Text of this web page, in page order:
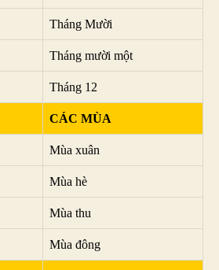
Tháng Mười
Tháng mười một
Tháng 12
CÁC MÙA
Mùa xuân
Mùa hè
Mùa thu
Mùa đông